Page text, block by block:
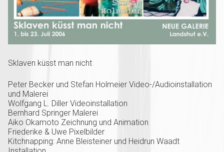
Sklaven küsst man nicht
Peter Becker und Stefan Holmeier Video-/Audioinstallation
und Malerei
Wolfgang L. Diller Videoinstallation
Bernhard Springer Malerei
Aiko Okamoto Zeichnung und Animation
Friederike & Uwe Pixelbilder
Kitchnapping: Anne Bleisteiner und Heidrun Waadt